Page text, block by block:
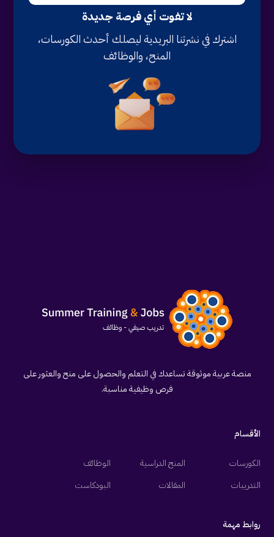
لا تفوت أي فرصة جديدة
اشترك في نشرتنا البريدية ليصلك أحدث الكورسات،
المنح، والوظائف
منصة عربية موثوقة تساعدك في التعلم والحصول على منح والعثور على
فرص وظيفية مناسبة.
الأقسام
الكورسات المنح الدراسية
الوظائف
التدريبات
المقالات البودكاست
روابط مهمة